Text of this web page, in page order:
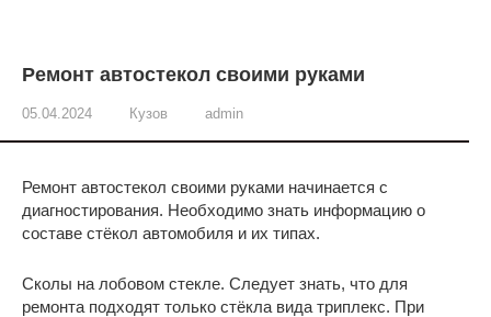
Ремонт автостекол своими руками
05.04.2024 Кузов admin
Ремонт автостекол своими руками начинается с
диагностирования. Необходимо знать информацию о
составе стёкол автомобиля и их типах.
Сколы на лобовом стекле. Следует знать, что для
ремонта подходят только стёкла вида триплекс. При